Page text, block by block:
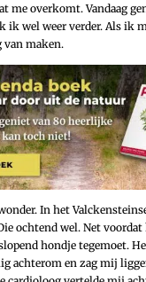
me overkomt. Vandaag
ik wel weer verder. Als ik
van maken.
In het
ochtend wel. Net
hondje tegemoet.
achterom en zag mij